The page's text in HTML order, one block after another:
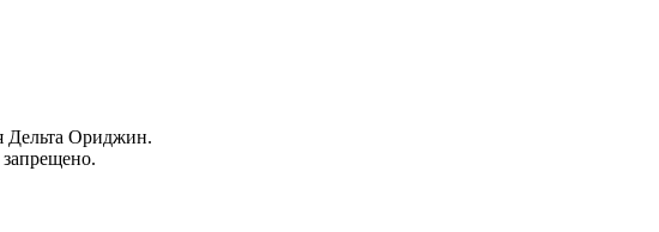
Дельта Ориджин.